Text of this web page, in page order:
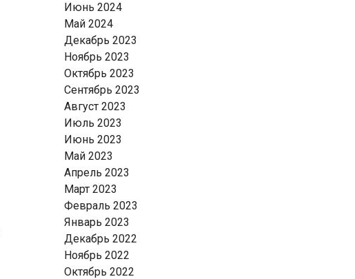
Июнь 2024
Май 2024
Декабрь 2023
Ноябрь 2023
Октябрь 2023
Сентябрь 2023
Август 2023
Июль 2023
Июнь 2023
Май 2023
Апрель 2023
Март 2023
Февраль 2023
Январь 2023
Декабрь 2022
Ноябрь 2022
Октябрь 2022